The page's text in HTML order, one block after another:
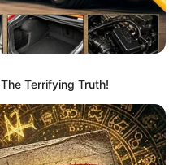
Terrifying Truth!